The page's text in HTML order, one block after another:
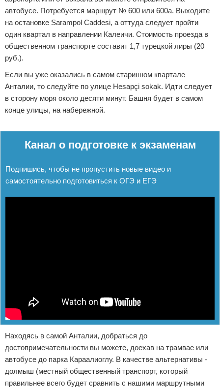
автобусе. Потребуется маршрут № 600 или 600а. Выходите
на остановке Sarampol Caddesi, а оттуда следует пройти
один квартал в направлении Калеичи. Стоимость проезда в
общественном транспорте составит 1,7 турецкой лиры (20
руб.).
Если вы уже оказались в самом старинном квартале
Анталии, то следуйте по улице Hesapçi sokak. Идти следует
в сторону моря около десяти минут. Башня будет в самом
конце улицы, на набережной.
Канал о подготовке к экзаменам
Подпишись, чтобы не пропустить новые видео и
самостоятельно подготовиться к ОГЭ и ЕГЭ
Находясь в самой Анталии, добраться до
достопримечательности вы можете, доехав на трамвае или
автобусе до парка Караалиоглу. В качестве альтернативы -
долмыш (местный общественный транспорт, который
правильнее всего будет сравнить с нашими маршрутными